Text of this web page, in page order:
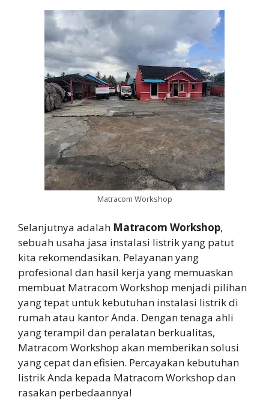
Matracom Workshop
Selanjutnya adalah Matracom Workshop,
sebuah usaha jasa instalasi listrik yang patut
kita rekomendasikan. Pelayanan yang
profesional dan hasil kerja yang memuaskan
membuat Matracom Workshop menjadi pilihan
yang tepat untuk kebutuhan instalasi listrik di
rumah atau kantor Anda. Dengan tenaga ahli
yang terampil dan peralatan berkualitas,
Matracom Workshop akan memberikan solusi
yang cepat dan efisien. Percayakan kebutuhan
listrik Anda kepada Matracom Workshop dan
rasakan perbedaannya!